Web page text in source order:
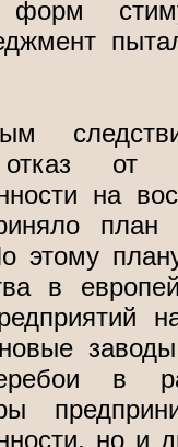
форм
отказ от
на
этому
в
в
но и